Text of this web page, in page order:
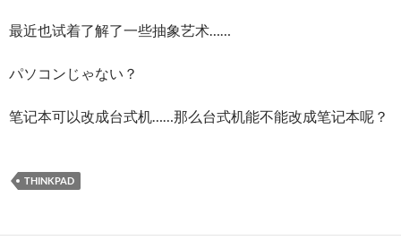
最近也试着了解了一些抽象艺术……
パソコンじゃない？
笔记本可以改成台式机……那么台式机能不能改成笔记本呢？
THINKPAD